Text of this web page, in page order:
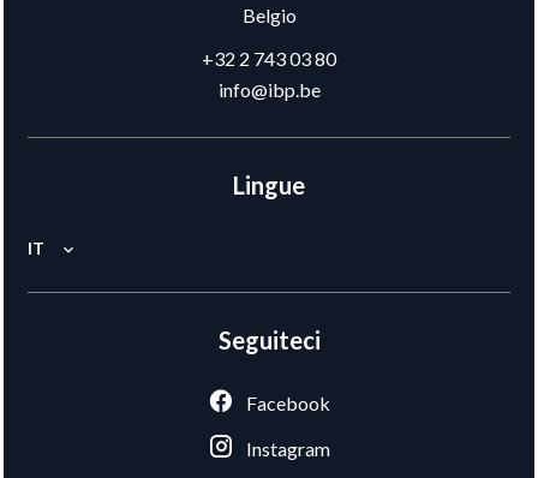
Belgio
+32 2 743 03 80
info@ibp.be
Lingue
IT
Seguiteci
Facebook
Instagram